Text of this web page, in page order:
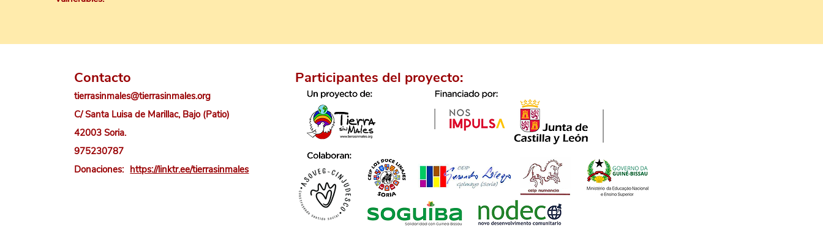
Contacto
tierrasinmales@tierrasinmales.org
C/ Santa Luisa de Marillac, Bajo (Patio)
42003 Soria.
975230787
Donaciones: https://linktr.ee/tierrasinmales
Participantes del proyecto: